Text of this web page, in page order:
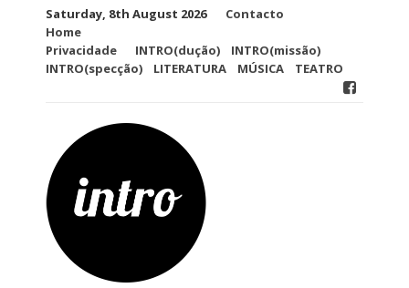
Saturday, 8th August 2026
Contacto
Home
Privacidade
INTRO(dução)
INTRO(missão)
INTRO(specção)
LITERATURA MÚSICA TEATRO